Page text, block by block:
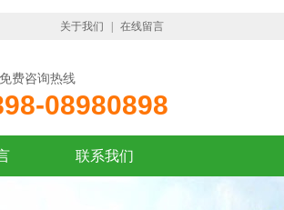
关于我们 在线留言
费咨询热线
08980898
联系我们